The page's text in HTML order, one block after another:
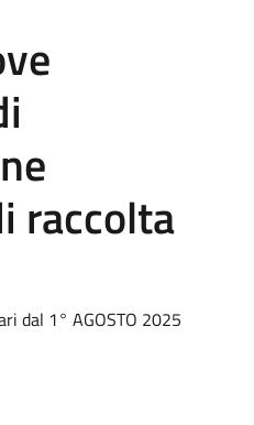
raccolta
dal 1° AGOSTO 2025